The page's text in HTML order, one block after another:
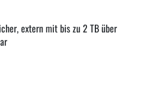
extern mit bis zu 2 TB über